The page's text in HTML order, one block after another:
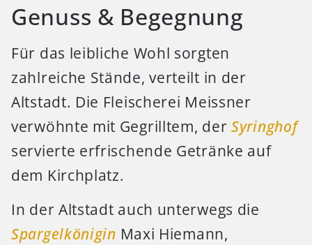
Genuss & Begegnung
Für das leibliche Wohl sorgten
zahlreiche Stände, verteilt in der
Altstadt. Die Fleischerei Meissner
verwöhnte mit Gegrilltem, derSyringhof
servierte erfrischende Getränke auf
dem Kirchplatz.
In der Altstadt auch unterwegs die
Spargelkönigin Maxi Hiemann,